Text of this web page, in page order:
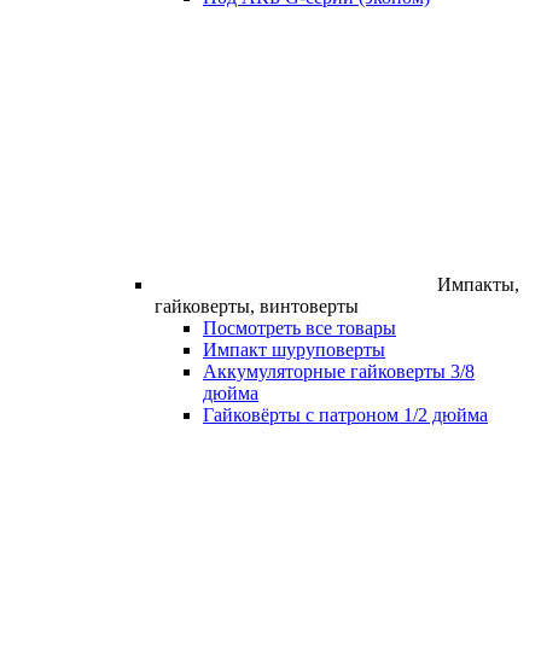
Импакты,
гайковерты, винтоверты
Посмотреть все товары
Импакт шуруповерты
Аккумуляторные гайковерты 3/8
дюйма
Гайковёрты с патроном 1/2 дюйма